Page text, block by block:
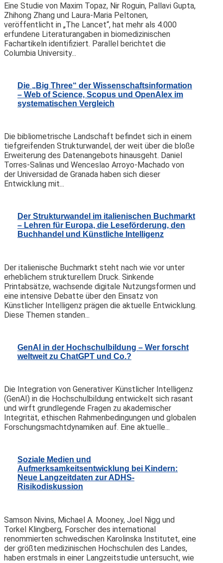
Eine Studie von Maxim Topaz, Nir Roguin, Pallavi Gupta,
Zhihong Zhang und Laura-Maria Peltonen,
veröffentlicht in „The Lancet“, hat mehr als 4.000
erfundene Literaturangaben in biomedizinischen
Fachartikeln identifiziert. Parallel berichtet die
Columbia University...
Die „Big Three“ der Wissenschaftsinformation
– Web of Science, Scopus und OpenAlex im
systematischen Vergleich
Die bibliometrische Landschaft befindet sich in einem
tiefgreifenden Strukturwandel, der weit über die bloße
Erweiterung des Datenangebots hinausgeht. Daniel
Torres-Salinas und Wenceslao Arroyo-Machado von
der Universidad de Granada haben sich dieser
Entwicklung mit...
Der Strukturwandel im italienischen Buchmarkt
– Lehren für Europa, die Leseförderung, den
Buchhandel und Künstliche Intelligenz
Der italienische Buchmarkt steht nach wie vor unter
erheblichem strukturellem Druck. Sinkende
Printabsätze, wachsende digitale Nutzungsformen und
eine intensive Debatte über den Einsatz von
Künstlicher Intelligenz prägen die aktuelle Entwicklung.
Diese Themen standen...
GenAI in der Hochschulbildung – Wer forscht
weltweit zu ChatGPT und Co.?
Die Integration von Generativer Künstlicher Intelligenz
(GenAI) in die Hochschulbildung entwickelt sich rasant
und wirft grundlegende Fragen zu akademischer
Integrität, ethischen Rahmenbedingungen und globalen
Forschungsmachtdynamiken auf. Eine aktuelle...
Soziale Medien und
Aufmerksamkeitsentwicklung bei Kindern:
Neue Langzeitdaten zur ADHS-
Risikodiskussion
Samson Nivins, Michael A. Mooney, Joel Nigg und
Torkel Klingberg, Forscher des international
renommierten schwedischen Karolinska Institutet, eine
der größten medizinischen Hochschulen des Landes,
haben erstmals in einer Langzeitstudie untersucht, wie